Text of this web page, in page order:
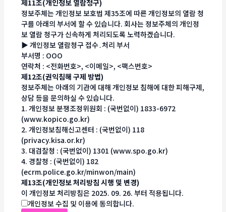
제11조(개인정보 열람청구)
정보주체는 개인정보 보호법 제35조에 따른 개인정보의 열람 청
구를 아래의 부서에 할 수 있습니다. 회사는 정보주체의 개인정
보 열람 청구가 신속하게 처리되도록 노력하겠습니다.
▶ 개인정보 열람청구 접수․처리 부서
부서명 : OOO
연락처 : <전화번호>, <이메일>, <팩스번호>
제12조(권익침해 구제 방법)
정보주체는 아래의 기관에 대해 개인정보 침해에 대한 피해구제,
상담 등을 문의하실 수 있습니다.
1. 개인정보 분쟁조정위원회 : (국번없이) 1833-6972
(www.kopico.go.kr)
2. 개인정보침해신고센터 : (국번없이) 118
(privacy.kisa.or.kr)
3. 대검찰청 : (국번없이) 1301 (www.spo.go.kr)
4. 경찰청 : (국번없이) 182
(ecrm.police.go.kr/minwon/main)
제13조(개인정보 처리방침 시행 및 변경)
이 개인정보 처리방침은 2025. 09. 26. 부터 적용됩니다.
개인정보 수집 및 이용에 동의합니다.